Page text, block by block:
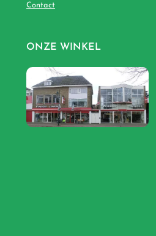
Contact
ONZE WINKEL